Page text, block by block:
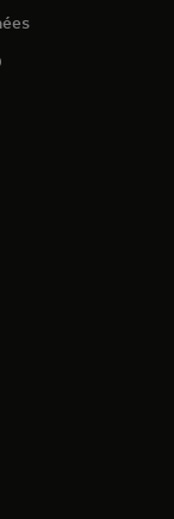
onglet
onglet
un nouvel onglet
dans un nouvel